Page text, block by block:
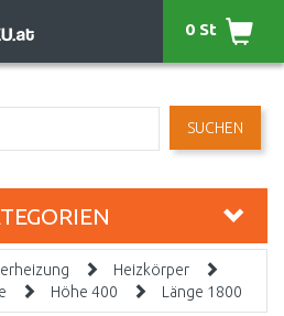
SUCHEN
0 St
Heizkörper
Höhe 400 Länge 1800